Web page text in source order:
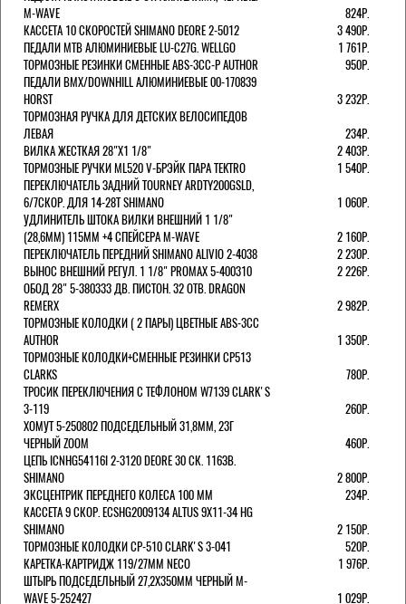
M-WAVE
824Р.
КАССЕТА 10 СКОРОСТЕЙ SHIMANO DEORE 2-5012
3 490Р.
ПЕДАЛИ MTB АЛЮМИНИЕВЫЕ LU-C27G. WELLGO
1 761Р.
ТОРМОЗНЫЕ РЕЗИНКИ СМЕННЫЕ ABS-3CC-P AUTHOR
950Р.
ПЕДАЛИ BMX/DOWNHILL АЛЮМИНИЕВЫЕ 00-170839
HORST
3 232Р.
ТОРМОЗНАЯ РУЧКА ДЛЯ ДЕТСКИХ ВЕЛОСИПЕДОВ
ЛЕВАЯ
234Р.
ВИЛКА ЖЕСТКАЯ 28"Х1 1/8"
2 403Р.
ТОРМОЗНЫЕ РУЧКИ ML520 V-БРЭЙК ПАРА TEKTRO
1 540Р.
ПЕРЕКЛЮЧАТЕЛЬ ЗАДНИЙ TOURNEY ARDTY200GSLD,
6/7СКОР. ДЛЯ 14-28T SHIMANO
1 060Р.
УДЛИНИТЕЛЬ ШТОКА ВИЛКИ ВНЕШНИЙ 1 1/8"
(28,6ММ) 115ММ +4 СПЕЙСЕРА M-WAVE
2 160Р.
ПЕРЕКЛЮЧАТЕЛЬ ПЕРЕДНИЙ SHIMANO ALIVIO 2-4038
2 230Р.
ВЫНОС ВНЕШНИЙ РЕГУЛ. 1 1/8" PROMAX 5-400310
2 226Р.
ОБОД 28" 5-380333 ДВ. ПИСТОН. 32 ОТВ. DRAGON
REMERX
2 982Р.
ТОРМОЗНЫЕ КОЛОДКИ ( 2 ПАРЫ) ЦВЕТНЫЕ ABS-3CC
AUTHOR
1 350Р.
ТОРМОЗНЫЕ КОЛОДКИ+СМЕННЫЕ РЕЗИНКИ CP513
CLARKS
780Р.
ТРОСИК ПЕРЕКЛЮЧЕНИЯ С ТЕФЛОНОМ W7139 СLARK'S
3-119
260Р.
ХОМУТ 5-250802 ПОДСЕДЕЛЬНЫЙ 31,8ММ, 23Г
ЧЕРНЫЙ ZOOM
460Р.
ЦЕПЬ ICNHG54116I 2-3120 DEORE 30 СК. 116ЗВ.
SHIMANO
2 800Р.
ЭКСЦЕНТРИК ПЕРЕДНЕГО КОЛЕСА 100 ММ
234Р.
КАССЕТА 9 СКОР. ECSHG2009134 ALTUS 9Х11-34 HG
SHIMANO
2 150Р.
ТОРМОЗНЫЕ КОЛОДКИ CP-510 CLARK'S 3-041
520Р.
КАРЕТКА-КАРТРИДЖ 119/27ММ NECO
1 976Р.
ШТЫРЬ ПОДСЕДЕЛЬНЫЙ 27,2Х350ММ ЧЕРНЫЙ M-
WAVE 5-252427
1 029Р.